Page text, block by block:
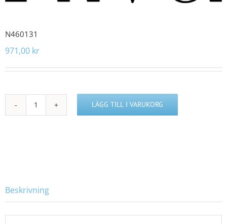
N460131
971,00 kr
N460131
LÄGG TILL I VARUKORG
Beskrivning